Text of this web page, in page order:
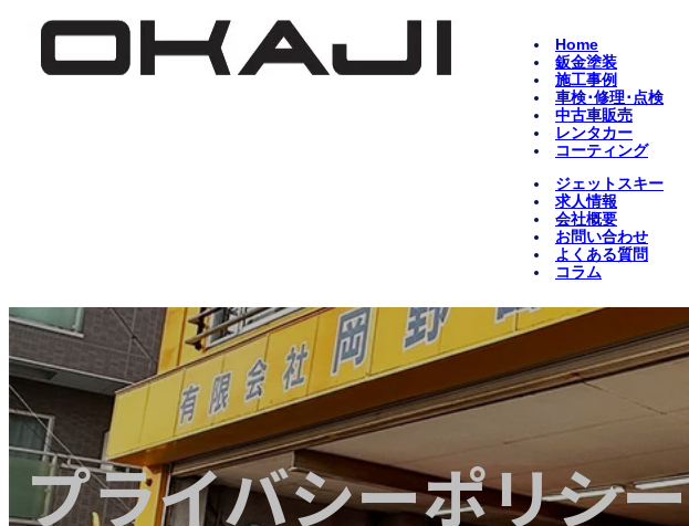
Home
鈑金塗装
施工事例
車検･修理･点検
中古車販売
レンタカー
コーティング
ジェットスキー
求人情報
会社概要
お問い合わせ
よくある質問
コラム
プライバシーポリシー